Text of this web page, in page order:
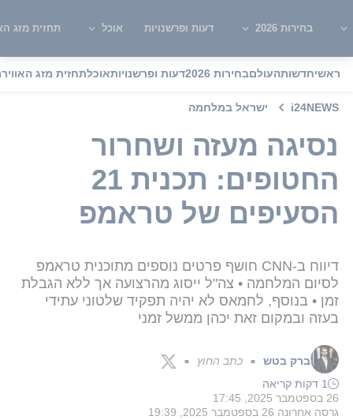
בחירות 2026 דעות ופרשנויות אוכל תחזית מזג
ראשיחדשותהעולםבחירות 2026 דעות ופרשנויותאוכלתחזית מזג האוויר
i24NEWS ישראל במלחמה
נסיגה מעזה ושחרור
החטופים: תכנית 21
הסעיפים של טראמפ
דיווח ב-CNN חושף פרטים נוספים מתוכנית טראמפ
לסיום המלחמה • צה"ל ייסוג מהרצועה אך ללא הגבלת
זמן • בנוסף, לחמאס לא יהיה תפקיד שלטוני עתידי
בעזה ובמקום זאת יכהן ממשל זמני
ברק בטש ■ כתב החוץ ■
1 דקות קריאה
26 בספטמבר 2025, 17:45
גרסה אחרונה 26 בספטמבר 2025, 19:39